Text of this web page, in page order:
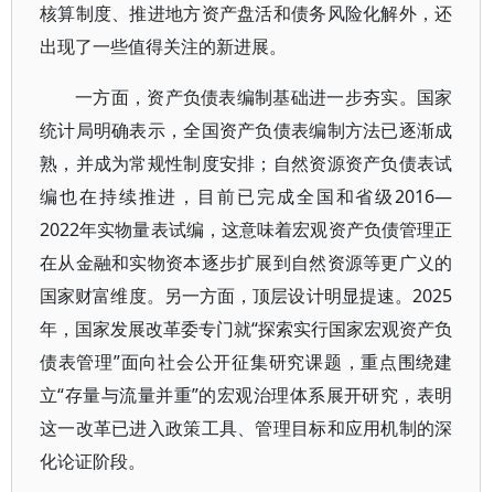
核算制度、推进地方资产盘活和债务风险化解外，还
出现了一些值得关注的新进展。
一方面，资产负债表编制基础进一步夯实。国家
统计局明确表示，全国资产负债表编制方法已逐渐成
熟，并成为常规性制度安排；自然资源资产负债表试
编也在持续推进，目前已完成全国和省级2016—
2022年实物量表试编，这意味着宏观资产负债管理正
在从金融和实物资本逐步扩展到自然资源等更广义的
国家财富维度。另一方面，顶层设计明显提速。2025
年，国家发展改革委专门就“探索实行国家宏观资产负
债表管理”面向社会公开征集研究课题，重点围绕建
立“存量与流量并重”的宏观治理体系展开研究，表明
这一改革已进入政策工具、管理目标和应用机制的深
化论证阶段。